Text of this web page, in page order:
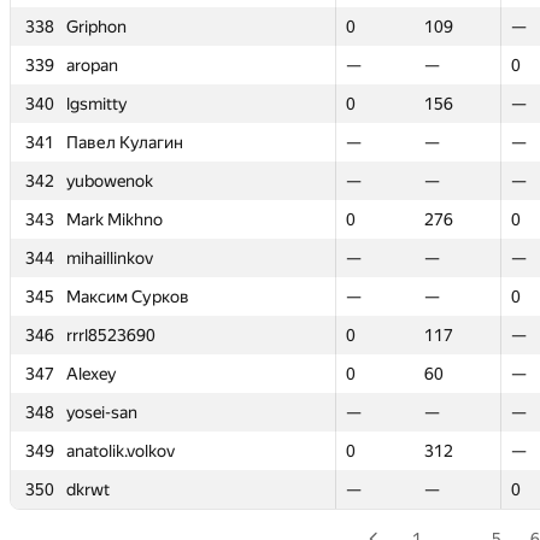
338
Griphon 0 109
—
339
aropan — —
0
340
lgsmitty 0 156
—
341
Павел Кулагин — —
—
342
yubowenok — —
—
343
Mark Mikhno 0 276
0
344
mihaillinkov — —
—
345
Максим Сурков — —
0
346
rrrl8523690 0 117
—
347
Alexey 0 60
—
348
yosei-san — —
—
349
anatolik.volkov 0 312
—
350
dkrwt — — 0
338
Griphon 0 109
—
339
aropan — —
0
340
lgsmitty 0 156
—
341
Павел Кулагин — —
—
342
yubowenok — —
—
343
Mark Mikhno 0 276
0
344
mihaillinkov — —
—
345
Максим Сурков — —
0
346
rrrl8523690 0 117
—
347
Alexey 0 60
—
348
yosei-san — —
—
349
anatolik.volkov 0 312
—
350
dkrwt — — 0